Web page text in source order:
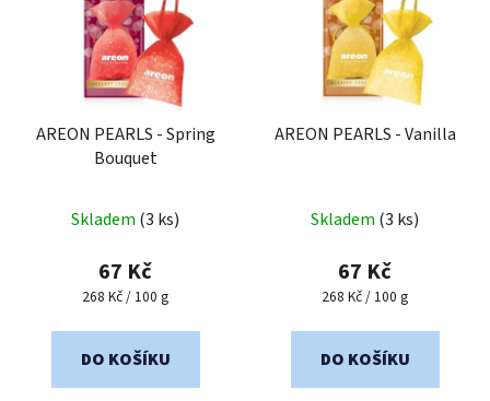
AREON PEARLS - Spring
Bouquet
Skladem (3 ks)
67 Kč
Měrná
268 Kč / 100 g
DO KOŠÍKU
AREON PEARLS - Vanilla
Skladem (3 ks)
67 Kč
Měrná
268 Kč / 100 g
DO KOŠÍKU